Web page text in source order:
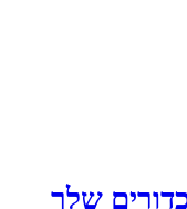
שלך